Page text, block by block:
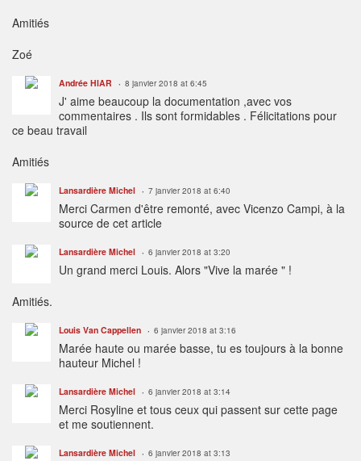
Amitiés
Zoé
Andrée HIAR 8 janvier 2018 at 6:45
J' aime beaucoup la documentation ,avec vos
commentaires . Ils sont formidables . Félicitations pour
ce beau travail
Amitiés
Lansardière Michel 7 janvier 2018 at 6:40
Merci Carmen d'être remonté, avec Vicenzo Campi, à la
source de cet article
Lansardière Michel 6 janvier 2018 at 3:20
Un grand merci Louis. Alors "Vive la marée " !
Amitiés.
Louis Van Cappellen 6 janvier 2018 at 3:16
Marée haute ou marée basse, tu es toujours à la bonne
hauteur Michel !
Lansardière Michel 6 janvier 2018 at 3:14
Merci Rosyline et tous ceux qui passent sur cette page
et me soutiennent.
Lansardière Michel 6 janvier 2018 at 3:13